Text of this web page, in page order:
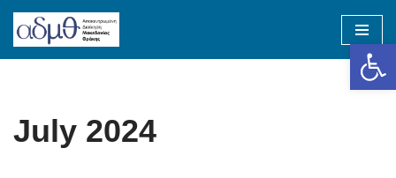
Skip
July 2024